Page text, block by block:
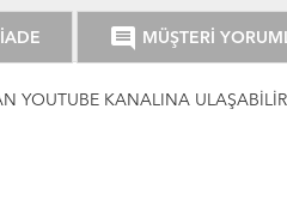
comment MÜŞTERİ
YOUTUBE KANALINA